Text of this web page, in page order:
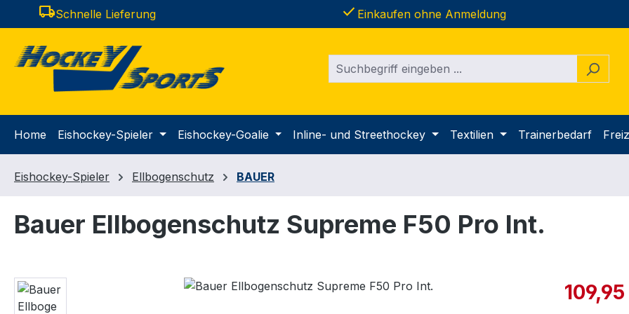
Hauptinhalt springen
Zur Suche springen
Zur Hauptnavigation springen
local_shippingSchnelle Lieferung done Einkaufen ohne Anmeldung
Home Eishockey-Spieler Eishockey-Goalie Inline- und Streethockey Textilien Trainerbedarf
Eishockey-Spieler Ellbogenschutz BAUER
Bauer Ellbogenschutz Supreme F50 Pro Int.
Bildergalerie überspringen